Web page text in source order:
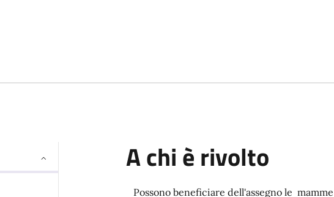
A chi è rivolto
Possono beneficiare dell'assegno le